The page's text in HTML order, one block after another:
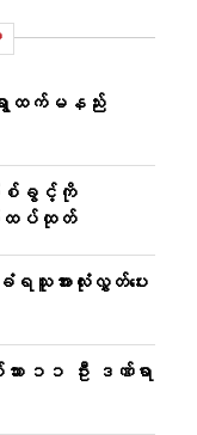
ရွာထက်မနည်း
ြစ်ခွင့်ကို
ထပ်ထုတ်
ရသူအားလုံးလွှတ်ပေး
း ၁၁ ဦး ဒဏ်ရာ